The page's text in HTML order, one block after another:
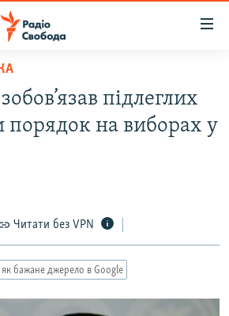
РОКІВ
підлеглих
порядок на виборах у
Читати без VPN
бажане джерело в Google